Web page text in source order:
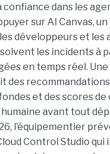
confiance dans les
sur AI Canvas,
développeurs et les
les incidents à
en temps réel.
des
et des scores
avant tout
l’équipementier
Control Studio qui